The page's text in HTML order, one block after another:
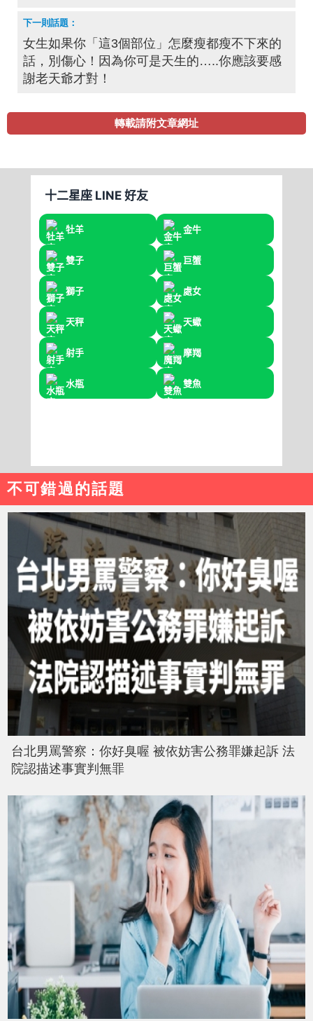
女生如果你「這3個部位」怎麼瘦都瘦不下來的
話，別傷心！因為你可是天生的…..你應該要感
謝老天爺才對！
轉載請附文章網址
不可錯過的話題
台北男罵警察：你好臭喔 被依妨害公務罪嫌起訴 法
院認描述事實判無罪